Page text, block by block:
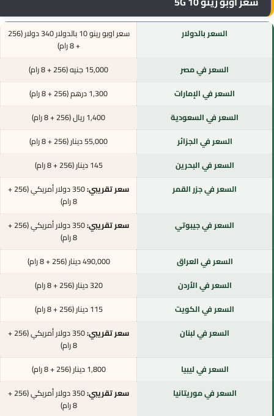
السعر بالدولار
سعر اوبو رينو 10 بالدولار 340 دولار (256
+ 8 رام)
السعر في مصر
15,000 جنيه (256 + 8 رام)
السعر في الإمارات
1,300 درهم (256 + 8 رام)
السعر في السعودية
1,400 ريال (256 + 8 رام)
السعر في الجزائر
55,000 دينار (256 + 8 رام)
السعر في البحرين
145 دينار (256 + 8 رام)
السعر في جزر القمر
سعر تقريبي:
350 دولار أمريكي (256 +
8 رام)
السعر في جيبوتي
سعر تقريبي:
350 دولار أمريكي (256 +
8 رام)
السعر في العراق
490,000 دينار (256 + 8 رام)
السعر في الأردن
320 دينار (256 + 8 رام)
السعر في الكويت
115 دينار (256 + 8 رام)
السعر في لبنان
سعر تقريبي:
350 دولار أمريكي (256 +
8 رام)
السعر في ليبيا
1,800 دينار (256 + 8 رام)
السعر في موريتانيا
سعر تقريبي:
350 دولار أمريكي (256 +
8 رام)